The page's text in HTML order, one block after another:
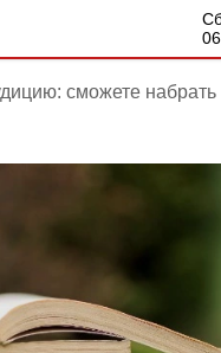
сможете набрать